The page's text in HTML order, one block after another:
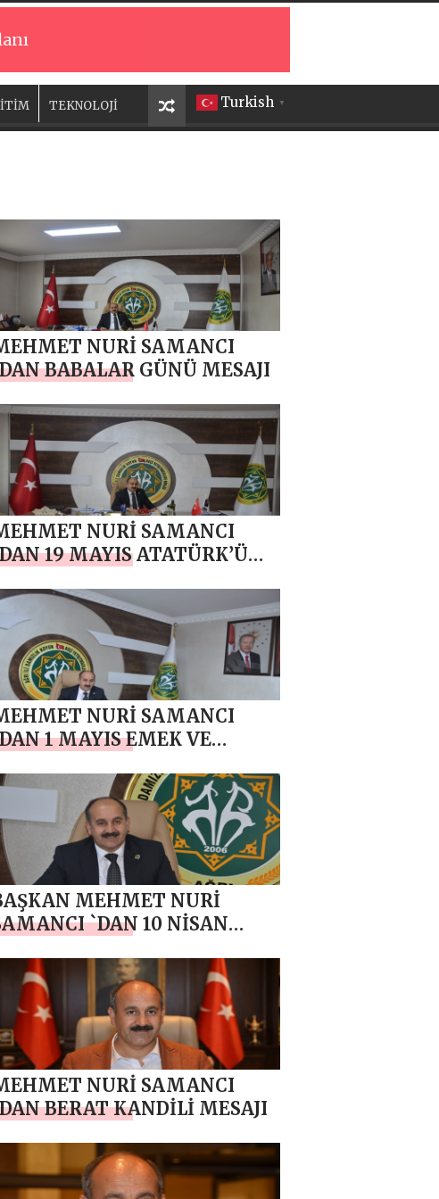
Turkish ▼
TEKNOLOJİ
NURİ SAMANCI
BABALAR GÜNÜ MESAJI
NURİ SAMANCI
19 MAYIS ATATÜRK’Ü
MESAJI
NURİ SAMANCI
1 MAYIS EMEK VE
MESAJI
MEHMET NURİ
`DAN 10 NİSAN
NURİ SAMANCI
BERAT KANDİLİ MESAJI